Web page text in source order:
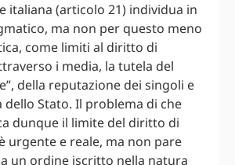
italiana (articolo 21) individua in
ma non per questo meno
come limiti al diritto di
i media, la tutela del
della reputazione dei singoli e
dello Stato. Il problema di che
dunque il limite del diritto di
urgente e reale, ma non pare
un ordine iscritto nella natura